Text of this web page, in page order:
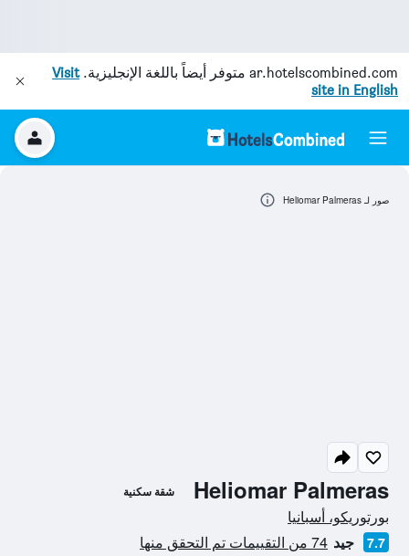
ar.hotelscombined.com متوفر أيضاً باللغة الإنجليزية.Visit
site in English
Heliomar Palmeras شقة سكنية
تقييم فئة 0
بورتوريكو، أسبانيا
7.7 جيد 74 من التقييمات تم التحقق منها
صور لـ Heliomar Palmeras